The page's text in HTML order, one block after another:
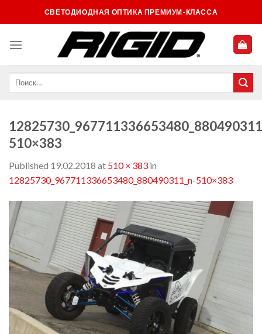
to
СВЕТОДИОДНАЯ ОПТИКА ПРЕМИУМ-КЛАССА
510×383
Published 19.02.2018 at 510 × 383 in
12825730_967711336653480_880490311_n-510×383